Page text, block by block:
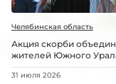
Челябинская область
Акция скорби
жителей Южного
31 июля 2026